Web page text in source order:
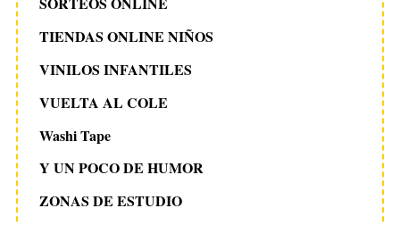
TIENDAS ONLINE NIÑOS
VINILOS INFANTILES
VUELTA AL COLE
Washi Tape
Y UN POCO DE HUMOR
ZONAS DE ESTUDIO